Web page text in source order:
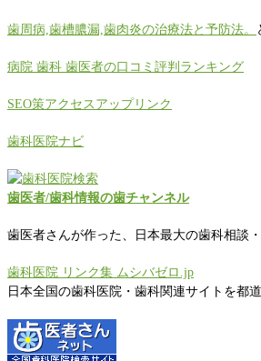
歯周病,歯槽膿漏,歯肉炎の治療法と予防法。
病院 歯科 歯医者の口コミ評判ランキング
SEO策アクセスアップリンク
歯科医院ナビ
歯医者/歯科情報の歯チャンネル
歯医者さんが作った、日本最大の歯科相談・
歯科医院 リンク集 ムシバゼロ.jp
日本全国の歯科医院・歯科関連サイトを都